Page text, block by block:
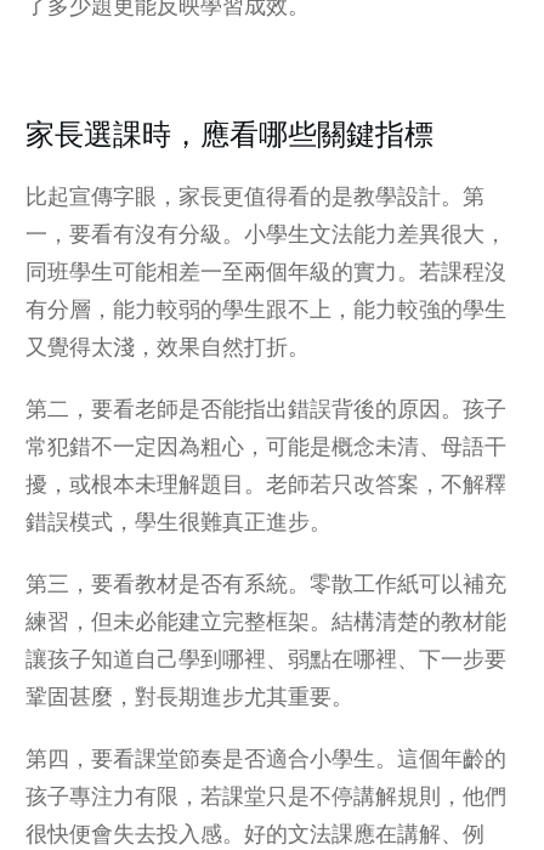
了多少題更能反映學習成效。
家長選課時，應看哪些關鍵指標
比起宣傳字眼，家長更值得看的是教學設計。第
一，要看有沒有分級。小學生文法能力差異很大，
同班學生可能相差一至兩個年級的實力。若課程沒
有分層，能力較弱的學生跟不上，能力較強的學生
又覺得太淺，效果自然打折。
第二，要看老師是否能指出錯誤背後的原因。孩子
常犯錯不一定因為粗心，可能是概念未清、母語干
擾，或根本未理解題目。老師若只改答案，不解釋
錯誤模式，學生很難真正進步。
第三，要看教材是否有系統。零散工作紙可以補充
練習，但未必能建立完整框架。結構清楚的教材能
讓孩子知道自己學到哪裡、弱點在哪裡、下一步要
鞏固甚麼，對長期進步尤其重要。
第四，要看課堂節奏是否適合小學生。這個年齡的
孩子專注力有限，若課堂只是不停講解規則，他們
很快便會失去投入感。好的文法課應在講解、例